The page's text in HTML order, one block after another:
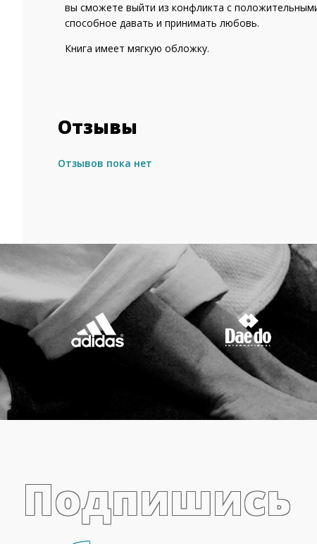
вы сможете выйти из конфликта с
способное давать и принимать любовь.
Книга имеет мягкую обложку.
Отзывы
Отзывов пока нет
Подпишись